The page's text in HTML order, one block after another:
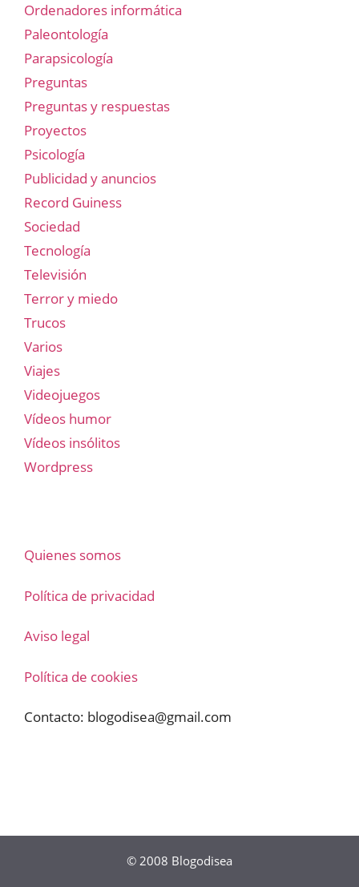
Ordenadores informática
Paleontología
Parapsicología
Preguntas
Preguntas y respuestas
Proyectos
Psicología
Publicidad y anuncios
Record Guiness
Sociedad
Tecnología
Televisión
Terror y miedo
Trucos
Varios
Viajes
Videojuegos
Vídeos humor
Vídeos insólitos
Wordpress
Quienes somos
Política de privacidad
Aviso legal
Política de cookies
Contacto: blogodisea@gmail.com
© 2008 Blogodisea